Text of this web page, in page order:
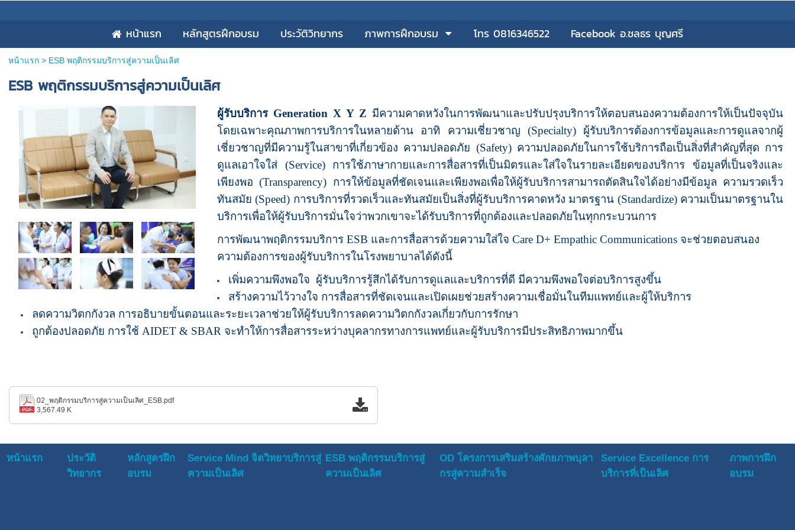
หน้าแรก หลักสูตรฝึกอบรม ประวัติวิทยากร ภาพการฝึกอบรม โทร 0816346522 Facebook อ.ชลธร บุญศรี
หน้าแรก> ESB พฤติกรรมบริการสู่ความเป็นเลิศ
ESB พฤติกรรมบริการสู่ความเป็นเลิศ
ผู้รับบริการ Generation X Y Z มีความคาดหวังในการพัฒนาและปรับปรุงบริการให้ตอบสนองความต้องการให้เป็นปัจจุบัน
โดยเฉพาะคุณภาพการบริการในหลายด้าน อาทิ ความเชี่ยวชาญ (Specialty) ผู้รับบริการต้องการข้อมูลและการดูแลจากผู้
เชี่ยวชาญที่มีความรู้ในสาขาที่เกี่ยวข้อง ความปลอดภัย (Safety) ความปลอดภัยในการใช้บริการถือเป็นสิ่งที่สำคัญที่สุด การ
ดูแลเอาใจใส่ (Service) การใช้ภาษากายและการสื่อสารที่เป็นมิตรและใส่ใจในรายละเอียดของบริการ ข้อมูลที่เป็นจริงและ
เพียงพอ (Transparency) การให้ข้อมูลที่ชัดเจนและเพียงพอเพื่อให้ผู้รับบริการสามารถตัดสินใจได้อย่างมีข้อมูล ความรวดเร็ว
ทันสมัย (Speed) การบริการที่รวดเร็วและทันสมัยเป็นสิ่งที่ผู้รับบริการคาดหวัง มาตรฐาน (Standardize) ความเป็นมาตรฐานใน
บริการเพื่อให้ผู้รับบริการมั่นใจว่าพวกเขาจะได้รับบริการที่ถูกต้องและปลอดภัยในทุกกระบวนการ
การพัฒนาพฤติกรรมบริการ ESB และการสื่อสารด้วยความใส่ใจ Care D+ Empathic Communications จะช่วยตอบสนอง
ความต้องการของผู้รับบริการในโรงพยาบาลได้ดังนี้
เพิ่มความพึงพอใจ ผู้รับบริการรู้สึกได้รับการดูแลและบริการที่ดี มีความพึงพอใจต่อบริการสูงขึ้น
สร้างความไว้วางใจ การสื่อสารที่ชัดเจนและเปิดเผยช่วยสร้างความเชื่อมั่นในทีมแพทย์และผู้ให้บริการ
ลดความวิตกกังวล การอธิบายขั้นตอนและระยะเวลาช่วยให้ผู้รับบริการลดความวิตกกังวลเกี่ยวกับการรักษา
ถูกต้องปลอดภัย การใช้ AIDET & SBAR จะทำให้การสื่อสารระหว่างบุคลากรทางการแพทย์และผู้รับบริการมีประสิทธิภาพมากขึ้น
02_พฤติกรรมบริการสู่ความเป็นเลิศ_ESB.pdf
3,567.49 K
หน้าแรก
ประวัติ
วิทยากร
หลักสูตรฝึก
อบรม
Service Mind จิตวิทยาบริการสู่
ความเป็นเลิศ
ESB พฤติกรรมบริการสู่
ความเป็นเลิศ
OD โครงการเสริมสร้างศักยภาพบุลา
กรสู่ความสำเร็จ
Service Excellence การ
บริการที่เป็นเลิศ
ภาพการฝึก
อบรม